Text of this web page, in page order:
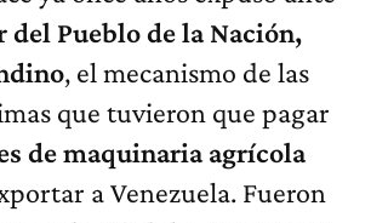
del Pueblo de la Nación,
, el mecanismo de las
que tuvieron que pagar
de maquinaria agrícola
a Venezuela. Fueron